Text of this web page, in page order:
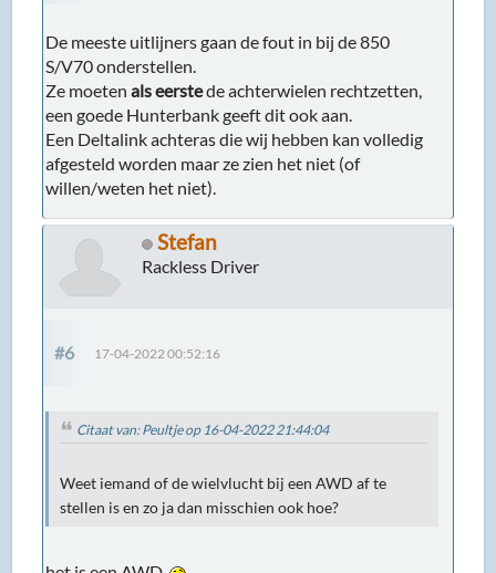
De meeste uitlijners gaan de fout in bij de 850
S/V70 onderstellen.
Ze moetenals eerstede achterwielen rechtzetten,
een goede Hunterbank geeft dit ook aan.
Een Deltalink achteras die wij hebben kan volledig
afgesteld worden maar ze zien het niet (of
willen/weten het niet).
Stefan
Rackless Driver
#6 17-04-2022 00:52:16
Citaat van: Peultje op 16-04-2022 21:44:04
Weet iemand of de wielvlucht bij een AWD af te
stellen is en zo ja dan misschien ook hoe?